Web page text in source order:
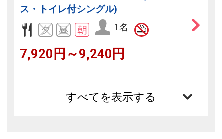
ス・トイレ付シングル)
1名
7,920円～9,240円
すべてを表示する